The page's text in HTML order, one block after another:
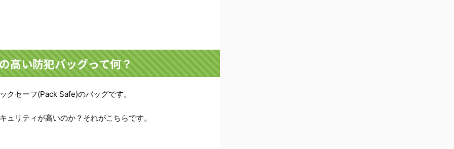
高い防犯バッグって何？
クセーフ(Pack Safe)のバッグです。
リティが高いのか？それがこちらです。